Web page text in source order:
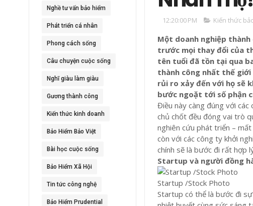
Nghề tư vấn bảo hiểm
Phát triển cá nhân
Phong cách sống
Câu chuyện cuộc sống
Nghĩ giàu làm giàu
Gương thành công
Kiến thức kinh doanh
Bảo Hiểm Bảo Việt
Bài học cuộc sống
Bảo Hiểm Xã Hội
Tin tức công nghệ
Bảo Hiểm Prudential
12:20:00 PM Kiến thức
Một doanh nghiệp
trước mọi thay đổi của
tên tuổi đã tồn tại qua
thành công nhất thế
rủi ro xảy đến với họ sẽ
bước ngoặt tới số phận
Điều này càng đúng với
chủ chốt đều đóng vai trò
nghiên cứu phát triển –
còn với các công ty khởi
chính sẽ là bước đi rất hợp
Startup và người đồng
Startup /Stock Photo
Startup có thể là bước đi